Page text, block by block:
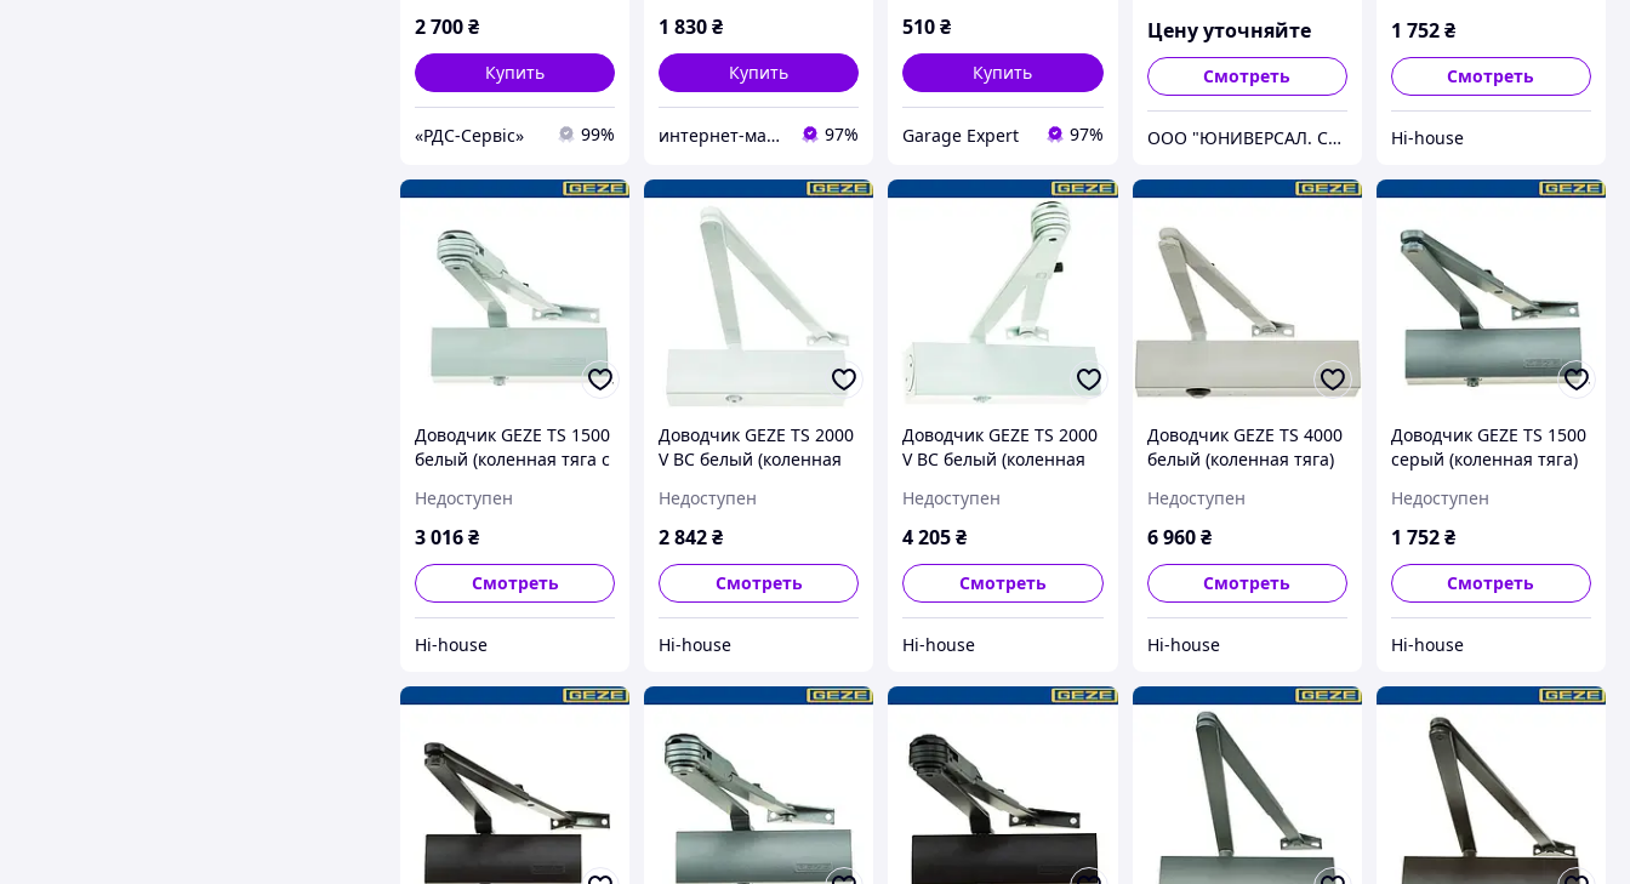
2 700₴
Купить
«РДС-Сервіс» 99%
1 830₴
Купить
интернет-магазин «Shemil» 97%
510₴
Купить
Garage Expert 97%
Цену уточняйте
Смотреть
ООО "ЮНИВЕРСАЛ. СЕРВИС. КОМПАНИ"
1 752₴
Смотреть
Hi-house
Доводчик GEZE TS 1500
белый (коленная тяга с
Недоступен
3 016₴
Смотреть
Hi-house
Доводчик GEZE TS 2000
V BC белый (коленная
Недоступен
2 842₴
Смотреть
Hi-house
Доводчик GEZE TS 2000
V BC белый (коленная
Недоступен
4 205₴
Смотреть
Hi-house
Доводчик GEZE TS 4000
белый (коленная тяга)
Недоступен
6 960 ₴
Смотреть
Hi-house
Доводчик GEZE TS 1500
серый (коленная тяга)
Недоступен
1 752₴
Смотреть
Hi-house